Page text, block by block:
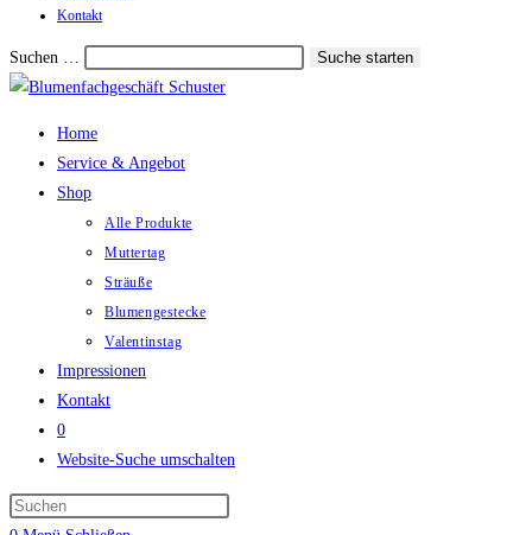
Kontakt
Suchen … Suche starten
Home
Service & Angebot
Shop
Alle Produkte
Muttertag
Sträuße
Blumengestecke
Valentinstag
Impressionen
Kontakt
0
Website-Suche umschalten